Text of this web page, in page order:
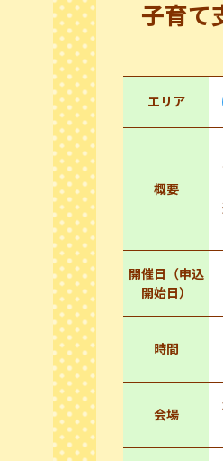
子育て
エリア
概要
開催日（申込
開始日）
時間
会場